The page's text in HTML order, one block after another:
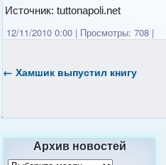
Источник: tuttonapoli.net
12/11/2010 0:00 | Просмотры: 708 |
← Хамшик выпустил книгу
Архив новостей